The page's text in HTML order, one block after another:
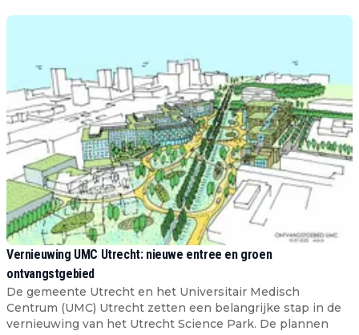
Vernieuwing UMC Utrecht: nieuwe entree en groen
ontvangstgebied
De gemeente Utrecht en het Universitair Medisch
Centrum (UMC) Utrecht zetten een belangrijke stap in de
vernieuwing van het Utrecht Science Park. De plannen